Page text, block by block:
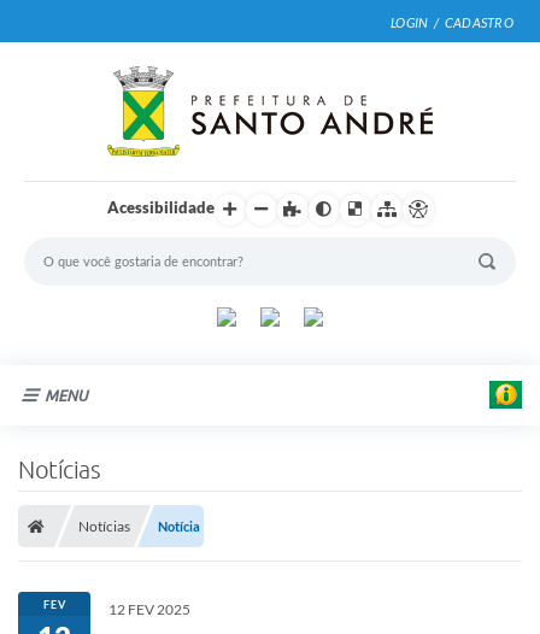
LOGIN / CADASTRO
Acessibilidade
MENU
Portal de Serviços
Transparência
Notícias
Notícias Notícia
FEV 12 FEV 2025